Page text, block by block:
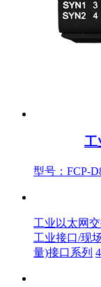
工
型号：FCP-
工业以太网
工业接口/现
量)接口系列